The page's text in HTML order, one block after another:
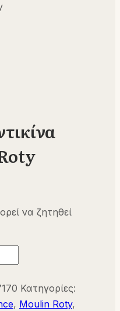
να ζητηθεί
Κατηγορίες:
, Moulin Roty,